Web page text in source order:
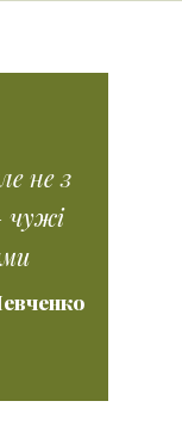
не з
чужі